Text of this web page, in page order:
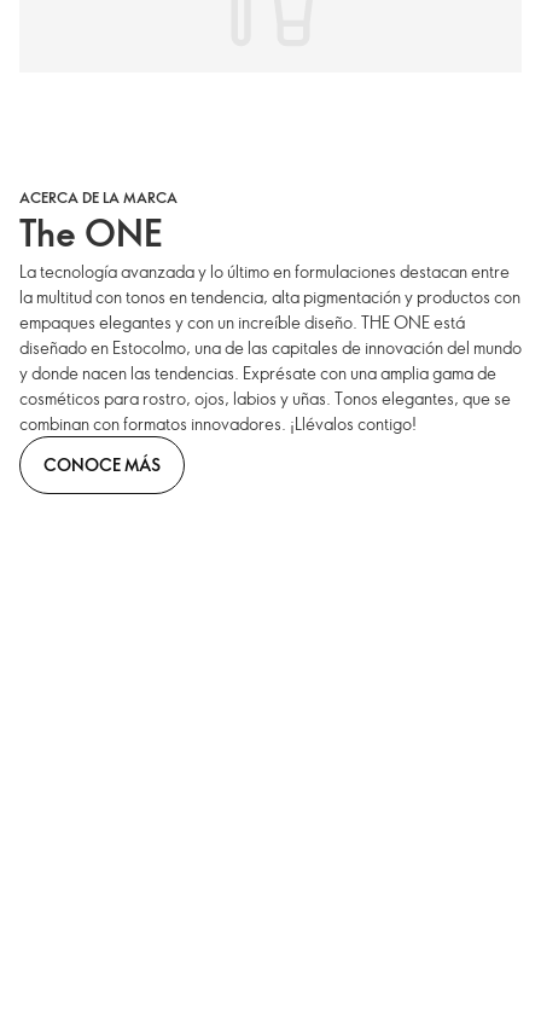
ACERCA DE LA MARCA
The ONE
La tecnología avanzada y lo último en formulaciones destacan entre
la multitud con tonos en tendencia, alta pigmentación y productos con
empaques elegantes y con un increíble diseño. THE ONE está
diseñado en Estocolmo, una de las capitales de innovación del mundo
y donde nacen las tendencias. Exprésate con una amplia gama de
cosméticos para rostro, ojos, labios y uñas. Tonos elegantes, que se
combinan con formatos innovadores. ¡Llévalos contigo!
CONOCE MÁS